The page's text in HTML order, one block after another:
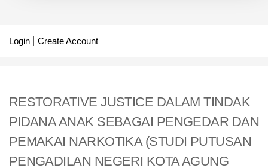
Login Create Account
RESTORATIVE JUSTICE DALAM TINDAK
PIDANA ANAK SEBAGAI PENGEDAR DAN
PEMAKAI NARKOTIKA (STUDI PUTUSAN
PENGADILAN NEGERI KOTA AGUNG